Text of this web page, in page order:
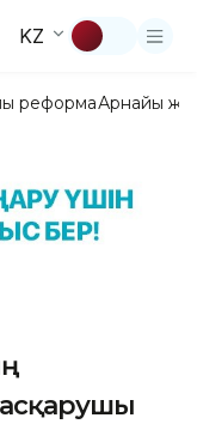
KZ
реформаАрнайы